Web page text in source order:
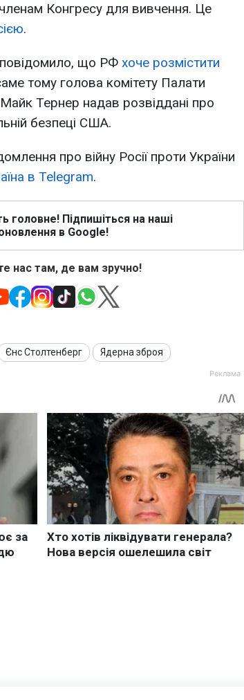
членам Конгресу для вивчення. Це
.
що РФ хоче розмістити
тому голова комітету Палати
Тернер надав розвіддані про
безпеці США.
про війну Росії проти України
в Telegram.
головне! Підпишіться на наші
в Google!
нас там, де вам зручно!
Єнс Столтенберг Ядерна зброя